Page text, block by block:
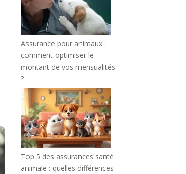
Assurance pour animaux :
comment optimiser le
montant de vos mensualités
?
Top 5 des assurances santé
animale : quelles différences